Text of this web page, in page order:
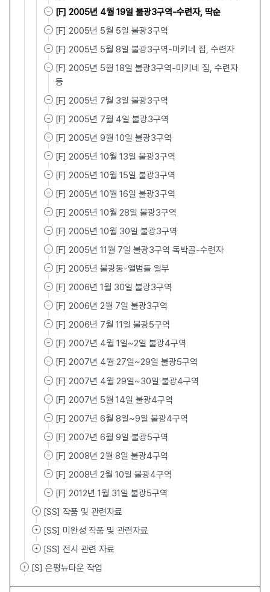
[F] 2005년 4월 19일 불광3구역-수련자, 딱순
[F] 2005년 5월 5일 불광3구역
[F] 2005년 5월 8일 불광3구역-미키네 집, 수련자
[F] 2005년 5월 18일 불광3구역-미키네 집, 수련자
등
[F] 2005년 7월 3일 불광3구역
[F] 2005년 7월 4일 불광3구역
[F] 2005년 9월 10일 불광3구역
[F] 2005년 10월 13일 불광3구역
[F] 2005년 10월 15일 불광3구역
[F] 2005년 10월 16일 불광3구역
[F] 2005년 10월 28일 불광3구역
[F] 2005년 10월 30일 불광3구역
[F] 2005년 11월 7일 불광3구역 독박골-수련자
[F] 2005년 불광동-앨범들 일부
[F] 2006년 1월 30일 불광3구역
[F] 2006년 2월 7일 불광3구역
[F] 2006년 7월 11일 불광5구역
[F] 2007년 4월 1일~2일 불광4구역
[F] 2007년 4월 27일~29일 불광5구역
[F] 2007년 4월 29일~30일 불광4구역
[F] 2007년 5월 14일 불광4구역
[F] 2007년 6월 8일~9일 불광4구역
[F] 2007년 6월 9일 불광5구역
[F] 2008년 2월 8일 불광4구역
[F] 2008년 2월 10일 불광4구역
[F] 2012년 1월 31일 불광5구역
[SS] 작품 및 관련자료
[SS] 미완성 작품 및 관련자료
[SS] 전시 관련 자료
[S] 은평뉴타운 작업